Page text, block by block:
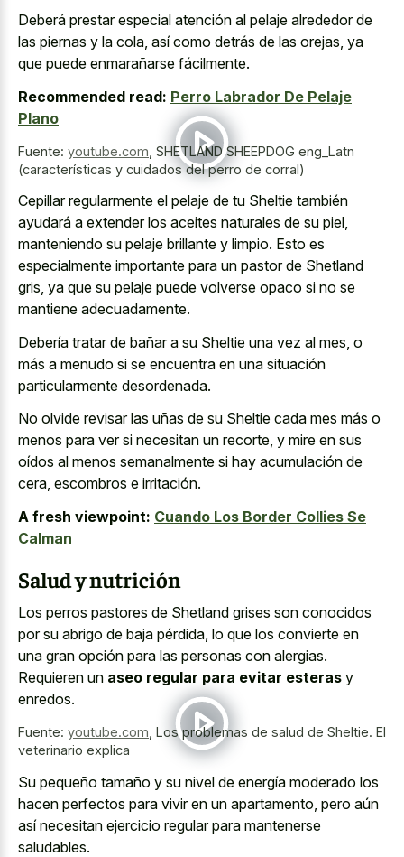
Deberá prestar especial atención al pelaje alrededor de
las piernas y la cola, así como detrás de las orejas, ya
que puede enmarañarse fácilmente.
Recommended read: Perro Labrador De Pelaje
Plano
Fuente: youtube.com SHETLAND SHEEPDOG eng_Latn
(características y cuidados del perro de corral)
Cepillar regularmente el pelaje de tu Sheltie también
ayudará a extender los aceites naturales de su piel,
manteniendo su pelaje brillante y limpio. Esto es
especialmente importante para un pastor de Shetland
gris, ya que su pelaje puede volverse opaco si no se
mantiene adecuadamente.
Debería tratar de bañar a su Sheltie una vez al mes, o
más a menudo si se encuentra en una situación
particularmente desordenada.
No olvide revisar las uñas de su Sheltie cada mes más o
menos para ver si necesitan un recorte, y mire en sus
oídos al menos semanalmente si hay acumulación de
cera, escombros e irritación.
A fresh viewpoint: Cuando Los Border Collies Se
Calman
Salud y nutrición
Los perros pastores de Shetland grises son conocidos
por su abrigo de baja pérdida, lo que los convierte en
una gran opción para las personas con alergias.
Requieren un aseo regular para evitar esteras y
enredos.
Fuente: youtube.com, Los problemas de salud de Sheltie. El
veterinario explica
Su pequeño tamaño y su nivel de energía moderado los
hacen perfectos para vivir en un apartamento, pero aún
asínecesitan ejercicio regular para mantenerse
saludables.